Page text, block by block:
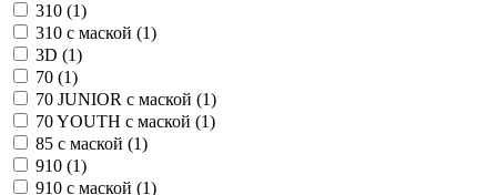
310 (1)
310 с маской (1)
3D (1)
70 (1)
70 JUNIOR с маской (1)
70 YOUTH с маской (1)
85 с маской (1)
910 (1)
910 с маской (1)